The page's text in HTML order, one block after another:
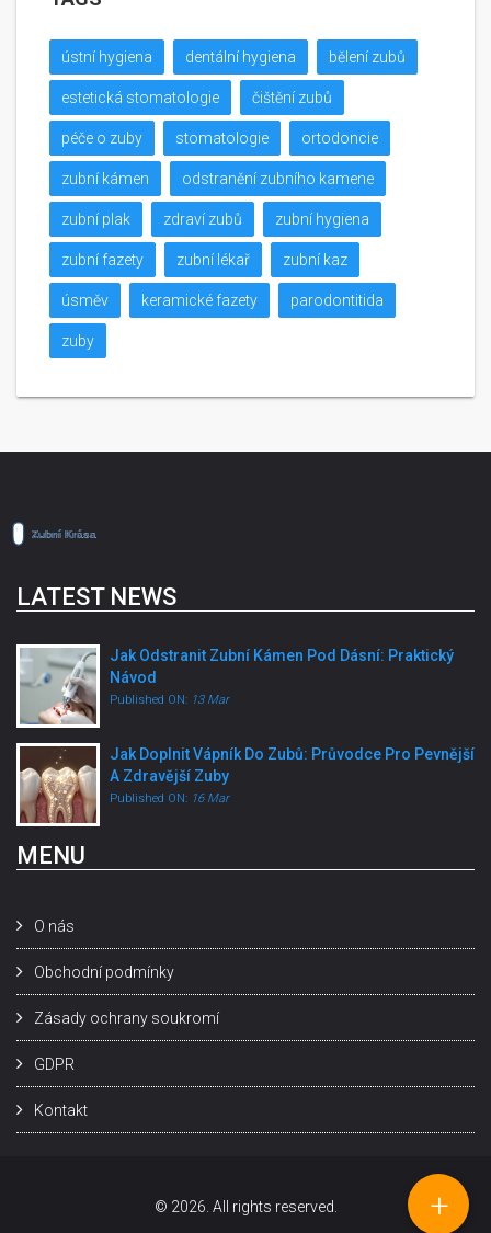
ústní hygiena dentální hygiena bělení zubů
estetická stomatologie čištění zubů
péče o zuby stomatologie ortodoncie
zubní kámen odstranění zubního kamene
zubní plak zdraví zubů zubní hygiena
zubní fazety zubní lékař zubní kaz
úsměv keramické fazety parodontitida
zuby
LATEST NEWS
Jak Odstranit Zubní Kámen Pod Dásní: Praktický
Návod
Published ON: 13 Mar
Jak Doplnit Vápník Do Zubů: Průvodce Pro Pevnější
A Zdravější Zuby
Published ON: 16 Mar
MENU
O nás
Obchodní podmínky
Zásady ochrany soukromí
GDPR
Kontakt
© 2026. All rights reserved. +